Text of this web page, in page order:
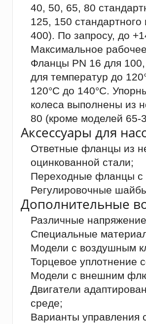
40, 50, 65, 80
125, 150
400). По запросу, до
Максимальное
Фланцы PN 16 для
для температур до
120°C до 140°C.
колеса выполнены из
80 (кроме моделей 65-
Аксессуары для
Ответные фланцы из
оцинкованной стали;
Переходные фланцы с
Регулировочные
Дополнительные
Различные
Специальные
Модели с воздушным
Торцевое уплотнение
Модели с внешним
Двигатели
среде;
Варианты управления